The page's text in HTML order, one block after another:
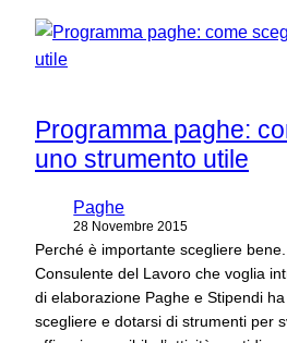
Programma paghe:
uno strumento utile
Paghe
28 Novembre 2015
Perché è importante scegliere
Consulente del Lavoro che voglia
di elaborazione Paghe e Stipendi
scegliere e dotarsi di strumenti per